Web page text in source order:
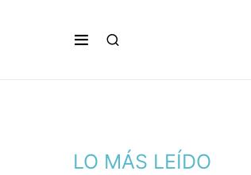
LO MÁS LEÍDO